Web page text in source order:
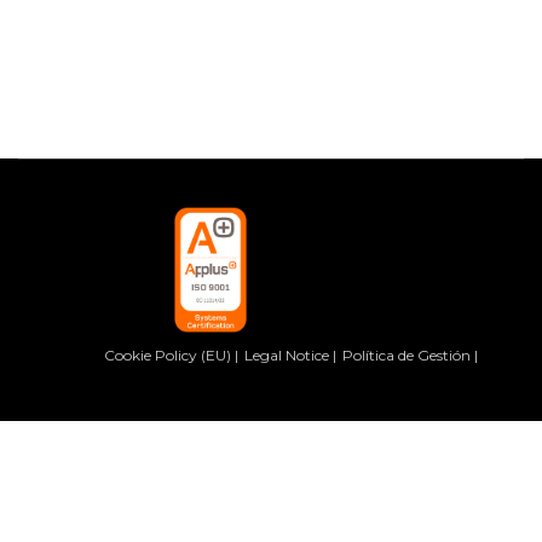
Cookie Policy (EU) Legal Notice Política de Gestión